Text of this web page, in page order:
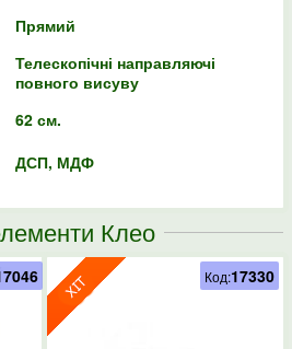
Прямий
Телескопічні направляючі
повного висуву
62 см.
ДСП, МДФ
Клео
Код:17330